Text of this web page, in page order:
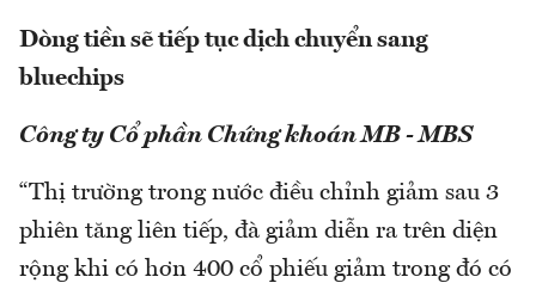
Dòng tiền sẽ tiếp tục dịch chuyển sang
bluechips
Công ty Cổ phần Chứng khoán MB - MBS
“Thị trường trong nước điều chỉnh giảm sau 3
phiên tăng liên tiếp, đà giảm diễn ra trên diện
rộng khi có hơn 400 cổ phiếu giảm trong đó có